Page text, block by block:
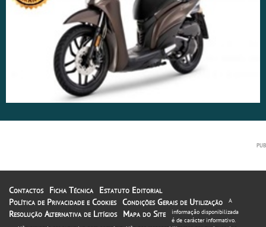
Contactos Ficha Técnica
Estatuto Editorial
Política de Privacidade e Cookies Condições Gerais de Utilização
Resolução Alternativa de Litígios
Mapa do Site
A
informação disponibilizada
é de carácter informativo.